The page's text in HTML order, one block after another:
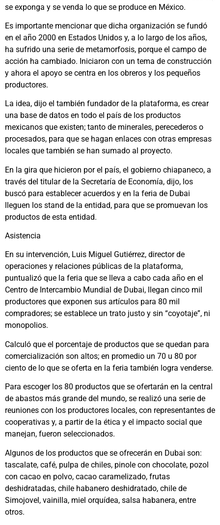
se exponga y se venda lo que se produce en México.
Es importante mencionar que dicha organización se fundó
en el año 2000 en Estados Unidos y, a lo largo de los años,
ha sufrido una serie de metamorfosis, porque el campo de
acción ha cambiado. Iniciaron con un tema de construcción
y ahora el apoyo se centra en los obreros y los pequeños
productores.
La idea, dijo el también fundador de la plataforma, es crear
una base de datos en todo el país de los productos
mexicanos que existen; tanto de minerales, perecederos o
procesados, para que se hagan enlaces con otras empresas
locales que también se han sumado al proyecto.
En la gira que hicieron por el país, el gobierno chiapaneco, a
través del titular de la Secretaría de Economía, dijo, los
buscó para establecer acuerdos y en la feria de Dubai
lleguen los stand de la entidad, para que se promuevan los
productos de esta entidad.
Asistencia
En su intervención, Luis Miguel Gutiérrez, director de
operaciones y relaciones públicas de la plataforma,
puntualizó que la feria que se lleva a cabo cada año en el
Centro de Intercambio Mundial de Dubai, llegan cinco mil
productores que exponen sus artículos para 80 mil
compradores; se establece un trato justo y sin “coyotaje”, ni
monopolios.
Calculó que el porcentaje de productos que se quedan para
comercialización son altos; en promedio un 70 u 80 por
ciento de lo que se oferta en la feria también logra venderse.
Para escoger los 80 productos que se ofertarán en la central
de abastos más grande del mundo, se realizó una serie de
reuniones con los productores locales, con representantes de
cooperativas y, a partir de la ética y el impacto social que
manejan, fueron seleccionados.
Algunos de los productos que se ofrecerán en Dubai son:
tascalate, café, pulpa de chiles, pinole con chocolate, pozol
con cacao en polvo, cacao caramelizado, frutas
deshidratadas, chile habanero deshidratado, chile de
Simojovel, vainilla, miel orquídea, salsa habanera, entre
otros.